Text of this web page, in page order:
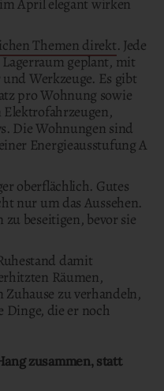
April elegant wirken
Themen direkt. Jede
geplant, mit
Werkzeuge. Es gibt
pro Wohnung sowie
Die Wohnungen sind
Energieausstufung A
oberflächlich. Gutes
nur um das Aussehen.
beseitigen, bevor sie
damit
Räumen,
zu verhandeln,
Dinge, die er noch
zusammen, statt